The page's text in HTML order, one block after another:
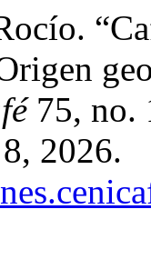
75, no.
2026.